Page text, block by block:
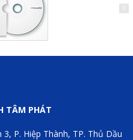
TÂM PHÁT
P. Hiệp Thành, TP. Thủ Dầu